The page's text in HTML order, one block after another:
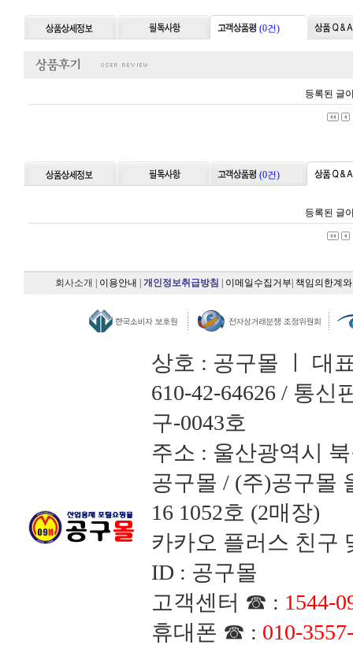
(0건)
등록된 글
(0건)
등록된 글
회사소개 이용안내 개인정보취급방침 이메일수집거부 책임의한계
상호 : 공구몰 ㅣ 대
610-42-64626 / 통신
구-0043호
주소 : 울산광역시
공구몰 / (주)공구몰
16 1052호 (2매장)
카카오 플러스 친구
ID : 공구몰
고객센터 ☎ : 1544-
휴대폰 ☎ : 010-